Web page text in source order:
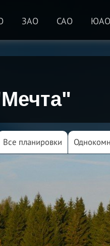
ЗАО САО ЮАО
Все планировки